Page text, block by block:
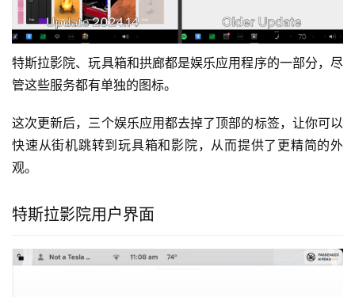
特斯拉影院、玩具箱和拱廊都是娱乐应用程序的一部分，尽
管这些服务都有单独的图标。
这次更新后，三个娱乐应用都去掉了顶部的标签，让你可以
快速从街机跳转到玩具箱和影院，从而提供了更精简的外
观。
特斯拉影院用户界面